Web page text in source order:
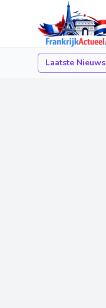
Laatste Nieuws